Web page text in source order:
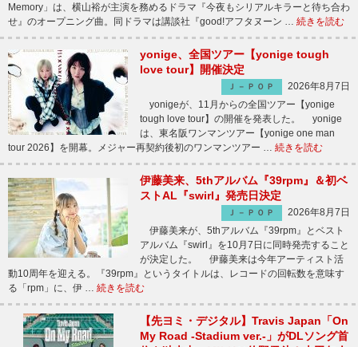
Memory」は、横山裕が主演を務めるドラマ『今夜もシリアルキラーと待ち合わ
せ』のオープニング曲。同ドラマは講談社『good!アフタヌーン … 続きを読む
yonige、全国ツアー【yonige tough
love tour】開催決定
Ｊ－ＰＯＰ
2026年8月7日
yonigeが、11月からの全国ツアー【yonige
tough love tour】の開催を発表した。 yonige
は、東名阪ワンマンツアー【yonige one man
tour 2026】を開幕。メジャー再契約後初のワンマンツアー … 続きを読む
伊藤美来、5thアルバム『39rpm』＆初ベ
ストAL『swirl』発売日決定
Ｊ－ＰＯＰ
2026年8月7日
伊藤美来が、5thアルバム『39rpm』とベスト
アルバム『swirl』を10月7日に同時発売すること
が決定した。 伊藤美来は今年アーティスト活
動10周年を迎える。『39rpm』というタイトルは、レコードの回転数を意味す
る「rpm」に、伊 … 続きを読む
【先ヨミ・デジタル】Travis Japan「On
My Road -Stadium ver.-」がDLソング首